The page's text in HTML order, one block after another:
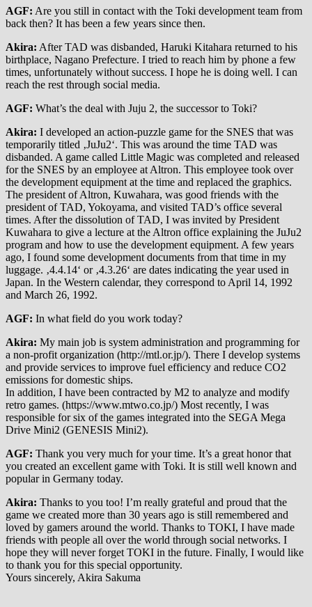
AGF: Are you still in contact with the Toki development team from
back then? It has been a few years since then.
Akira: After TAD was disbanded, Haruki Kitahara returned to his
birthplace, Nagano Prefecture. I tried to reach him by phone a few
times, unfortunately without success. I hope he is doing well. I can
reach the rest through social media.
AGF: What’s the deal with Juju 2, the successor to Toki?
Akira: I developed an action-puzzle game for the SNES that was
temporarily titled ‚JuJu2‘. This was around the time TAD was
disbanded. A game called Little Magic was completed and released
for the SNES by an employee at Altron. This employee took over
the development equipment at the time and replaced the graphics.
The president of Altron, Kuwahara, was good friends with the
president of TAD, Yokoyama, and visited TAD’s office several
times. After the dissolution of TAD, I was invited by President
Kuwahara to give a lecture at the Altron office explaining the JuJu2
program and how to use the development equipment. A few years
ago, I found some development documents from that time in my
luggage. ‚4.4.14‘ or ‚4.3.26‘ are dates indicating the year used in
Japan. In the Western calendar, they correspond to April 14, 1992
and March 26, 1992.
AGF: In what field do you work today?
Akira: My main job is system administration and programming for
a non-profit organization (http://mtl.or.jp/). There I develop systems
and provide services to improve fuel efficiency and reduce CO2
emissions for domestic ships.
In addition, I have been contracted by M2 to analyze and modify
retro games. (https://www.mtwo.co.jp/) Most recently, I was
responsible for six of the games integrated into the SEGA Mega
Drive Mini2 (GENESIS Mini2).
AGF: Thank you very much for your time. It’s a great honor that
you created an excellent game with Toki. It is still well known and
popular in Germany today.
Akira: Thanks to you too! I’m really grateful and proud that the
game we created more than 30 years ago is still remembered and
loved by gamers around the world. Thanks to TOKI, I have made
friends with people all over the world through social networks. I
hope they will never forget TOKI in the future. Finally, I would like
to thank you for this special opportunity.
Yours sincerely, Akira Sakuma